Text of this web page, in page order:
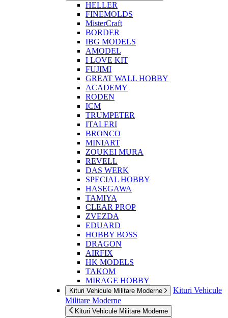
HELLER
FINEMOLDS
MisterCraft
BORDER
IBG MODELS
AMODEL
I LOVE KIT
FUJIMI
GREAT WALL HOBBY
ACADEMY
RODEN
ICM
TRUMPETER
ITALERI
BRONCO
MINIART
ZOUKEI MURA
REVELL
DAS WERK
SPECIAL HOBBY
HASEGAWA
TAMIYA
CLEAR PROP
ZVEZDA
EDUARD
HOBBY BOSS
DRAGON
AIRFIX
HK MODELS
TAKOM
MIRAGE HOBBY
Kituri Vehicule Militare Moderne
Kituri Vehicule
Militare Moderne
Kituri Vehicule Militare Moderne